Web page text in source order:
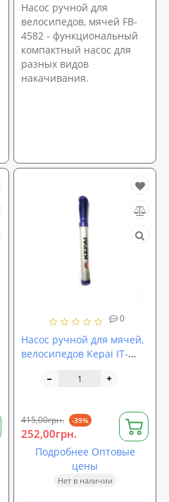
Насос ручной для
велосипедов, мячей FB-
4582 - функциональный
компактный насос для
разных видов
накачивания.
0
Насос ручной для мячей,
велосипедов Kepai IT-
415,00грн. -39%
252,00грн.
Подробнее Оптовые
цены
Нет в наличии